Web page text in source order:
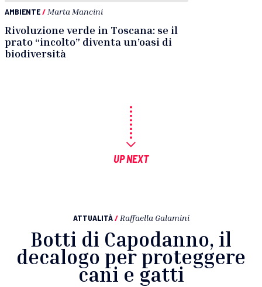
AMBIENTE/ Marta Mancini
Rivoluzione verde in Toscana: se il
prato “incolto” diventa un’oasi di
biodiversità
UP NEXT
ATTUALITÀ / Raffaella Galamini
Botti di Capodanno, il
decalogo per proteggere
cani e gatti